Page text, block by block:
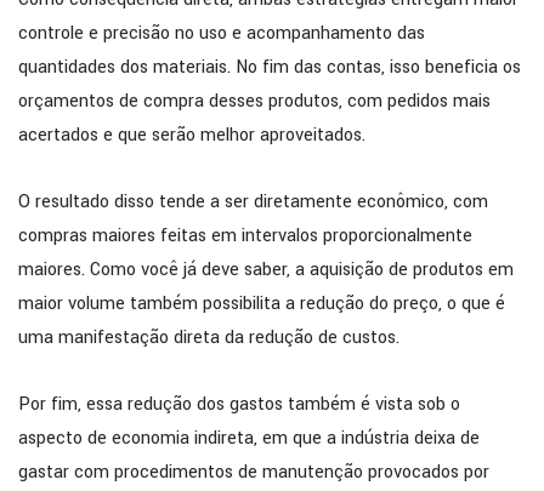
controle e precisão no uso e acompanhamento das
quantidades dos materiais. No fim das contas, isso beneficia os
orçamentos de compra desses produtos, com pedidos mais
acertados e que serão melhor aproveitados.
O resultado disso tende a ser diretamente econômico, com
compras maiores feitas em intervalos proporcionalmente
maiores. Como você já deve saber, a aquisição de produtos em
maior volume também possibilita a redução do preço, o que é
uma manifestação direta da redução de custos.
Por fim, essa redução dos gastos também é vista sob o
aspecto de economia indireta, em que a indústria deixa de
gastar com procedimentos de manutenção provocados por